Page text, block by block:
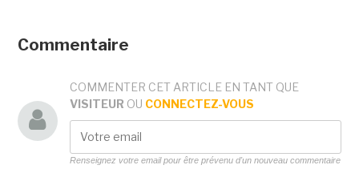
Commentaire
COMMENTER CET ARTICLE EN TANT QUE
VISITEUR OU CONNECTEZ-VOUS
Renseignez votre email pour être prévenu d'un nouveau commentaire